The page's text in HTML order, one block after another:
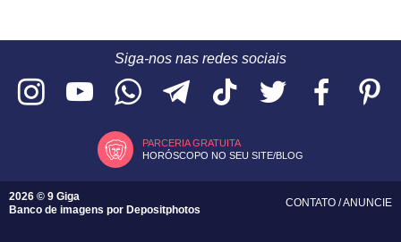
Siga-nos nas redes sociais
PARCERIA GRATUITA
HORÓSCOPO NO SEU SITE/BLOG
2026 © 9 Giga
Banco de imagens por Depositphotos
CONTATO /ANUNCIE